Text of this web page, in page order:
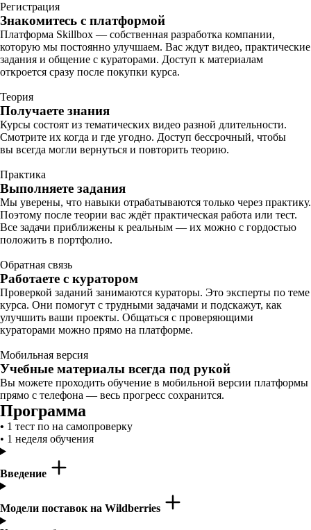
Регистрация
Знакомитесь с платформой
Платформа Skillbox — собственная разработка компании,
которую мы постоянно улучшаем. Вас ждут видео, практические
задания и общение с кураторами. Доступ к материалам
откроется сразу после покупки курса.
Теория
Получаете знания
Курсы состоят из тематических видео разной длительности.
Смотрите их когда и где угодно. Доступ бессрочный, чтобы
вы всегда могли вернуться и повторить теорию.
Практика
Выполняете задания
Мы уверены, что навыки отрабатываются только через практику.
Поэтому после теории вас ждёт практическая работа или тест.
Все задачи приближены к реальным — их можно с гордостью
положить в портфолио.
Обратная связь
Работаете с куратором
Проверкой заданий занимаются кураторы. Это эксперты по теме
курса. Они помогут с трудными задачами и подскажут, как
улучшить ваши проекты. Общаться с проверяющими
кураторами можно прямо на платформе.
Мобильная версия
Учебные материалы всегда под рукой
Вы можете проходить обучение в мобильной версии платформы
прямо с телефона — весь прогресс сохранится.
Программа
• 1 тест по на самопроверку
• 1 неделя обучения
Введение
Модели поставок на Wildberries